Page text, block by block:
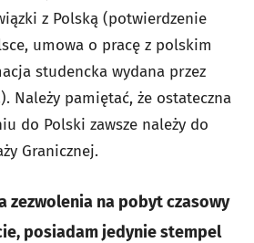
z Polską (potwierdzenie
umowa o pracę z polskim
studencka wydana przez
Należy pamiętać, że ostateczna
do Polski zawsze należy do
Granicznej.
zezwolenia na pobyt czasowy
posiadam jedynie stempel